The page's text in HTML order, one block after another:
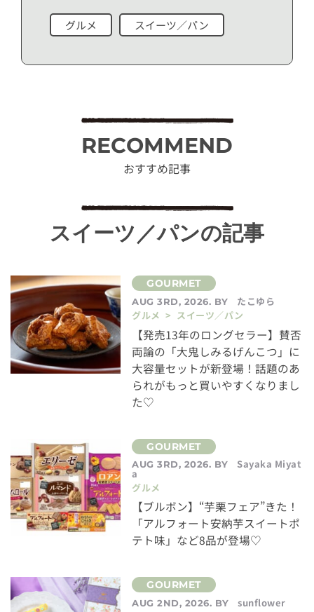
グルメ スイーツ／パン
RECOMMEND
おすすめ記事
スイーツ／パンの記事
AUG 3RD, 2026. BY
たこゆら
グルメ > スイーツ／パン
【発売13年のロングセラー】賛否
両論の「大鬼しみるげんこつ」に
大容量セットが新登場！話題のあ
られがもっと買いやすくなりまし
た♡
AUG 3RD, 2026. BY Sayaka Miyat
a
グルメ
【ブルボン】“芋栗フェア”きた！
「アルフォート安納芋スイートポ
テト味」など8品が登場♡
AUG 2ND, 2026. BY
sunflower